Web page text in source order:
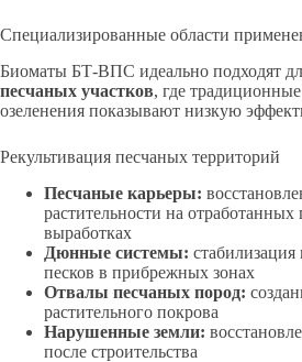
Специализированные области
Биоматы БТ-ВПС идеально подходят
песчаных участков, где
озеленения показывают низкую
Рекультивация песчаных территорий
Песчаные карьеры:
растительности на отработанных
выработках
Дюнные системы:
песков в прибрежных зонах
Отвалы песчаных пород:
растительного покрова
Нарушенные земли:
после строительства